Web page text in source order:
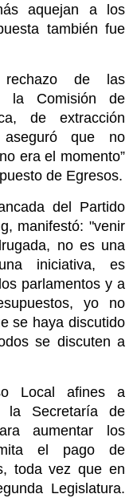
aquejan a los
también fue
de las
la Comisión de
de extracción
aseguró que no
era el momento”
de Egresos.
del Partido
manifestó: "venir
no es una
iniciativa, es
parlamentos y a
yo no
se haya discutido
se discuten a
Local afines a
la Secretaría de
aumentar los
el pago de
toda vez que en
Legislatura.